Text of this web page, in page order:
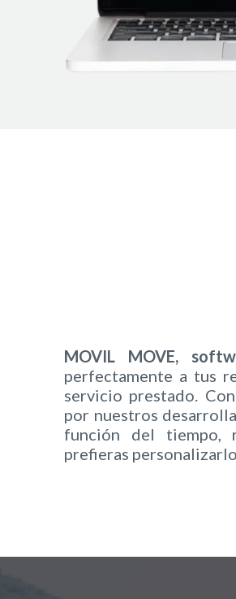
MOVIL MOVE,
perfectamente a tus
servicio prestado.
por nuestros
función del tiempo,
prefieras personalizarlo.